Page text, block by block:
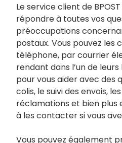
Le service client de
répondre à toutes vos
préoccupations
postaux. Vous pouvez
téléphone, par courrier
rendant dans l’un de
pour vous aider avec des
colis, le suivi des envois,
réclamations et bien plus
à les contacter si vous
Vous pouvez également